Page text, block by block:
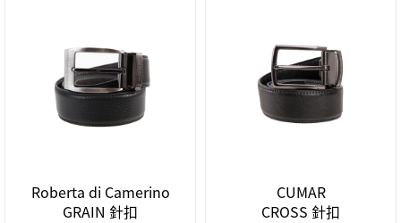
Roberta di Camerino
GRAIN 針扣
CUMAR
CROSS 針扣